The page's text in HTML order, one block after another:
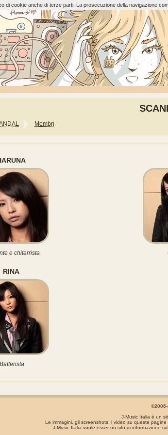
Membri
e chitarrista
RINA
Batterista
©2006-
J-Music Italia è un
Le immagini, gli screenshots, i video su queste
J-Music Italia vuole esser un sito di informazione
di cookie anche di terze parti. La prosecuzione della navigazione